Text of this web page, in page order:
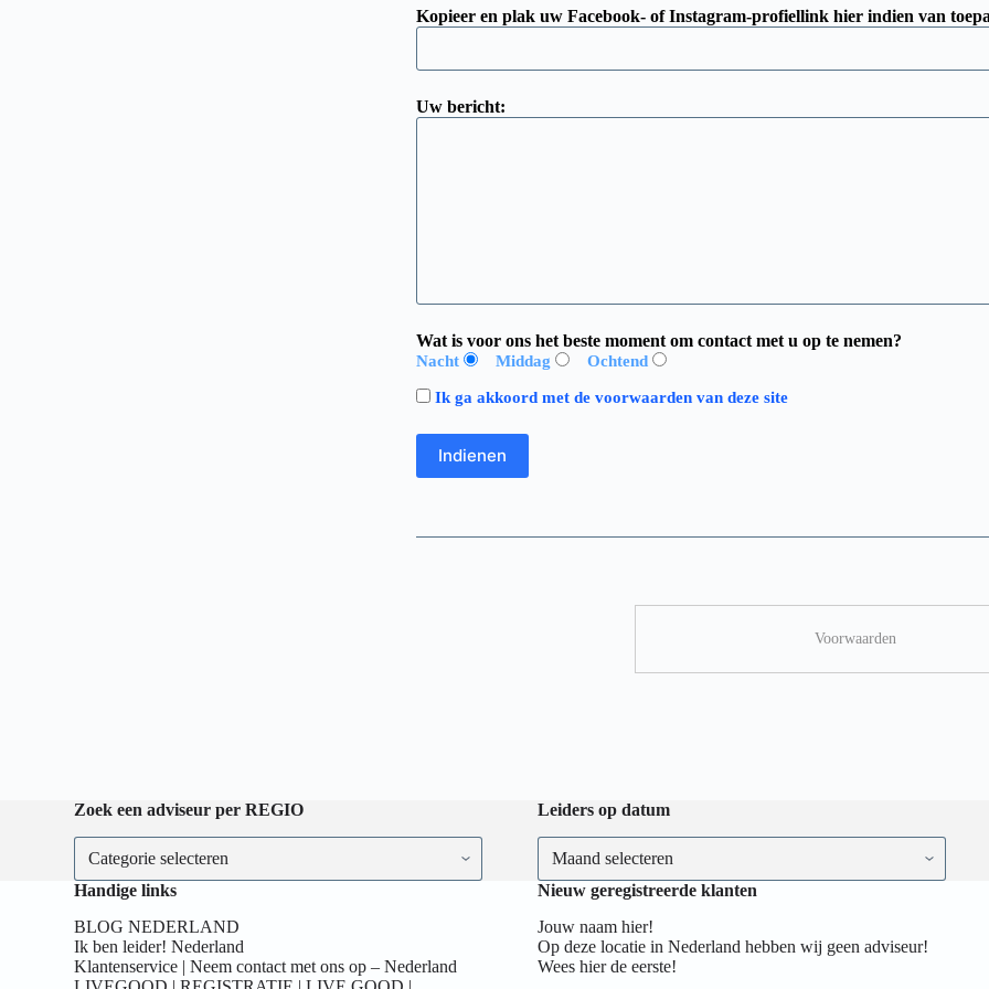
Kopieer en plak uw Facebook- of Instagram-profiellink hier indien van
Uw bericht:
Wat is voor ons het beste moment om contact met u op te nemen?
Nacht Middag Ochtend
Ik ga akkoord met de voorwaarden van deze site
Voorwaarden
Zoek een adviseur per REGIO Leiders op datum
Handige links
BLOG NEDERLAND
Ik ben leider! Nederland
Klantenservice | Neem contact met ons op – Nederland
Nieuw geregistreerde klanten
Jouw naam hier!
Op deze locatie in Nederland hebben wij geen adviseur!
Wees hier de eerste!